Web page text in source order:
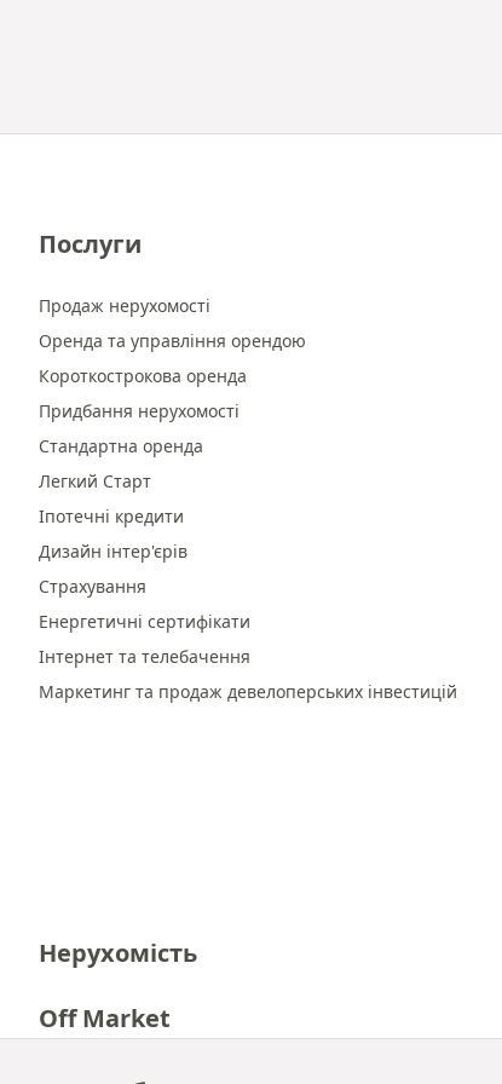
Послуги
Продаж нерухомості
Оренда та управління орендою
Короткострокова оренда
Придбання нерухомості
Стандартна оренда
Легкий Старт
Іпотечні кредити
Дизайн інтер'єрів
Страхування
Енергетичні сертифікати
Інтернет та телебачення
Маркетинг та продаж девелоперських інвестицій
Нерухомість
Off Market